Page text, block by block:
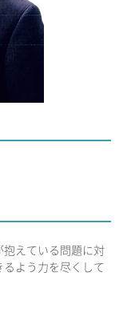
えている問題に対
よう力を尽くして